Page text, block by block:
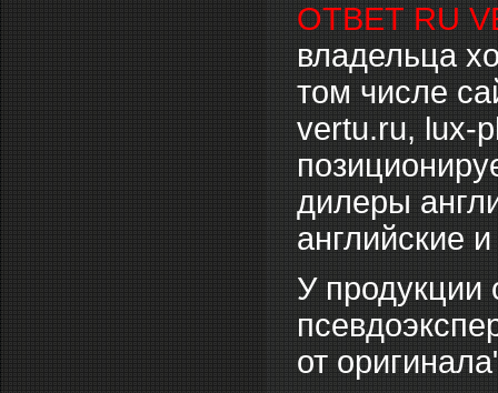
ОТВЕТ RU
владельца
том числе
vertu.ru, lux-
дилеры
английские
У продукции
от